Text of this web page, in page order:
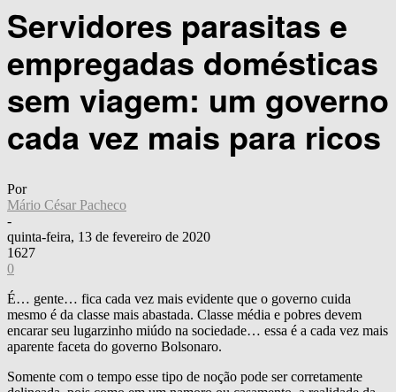
Servidores parasitas e
empregadas domésticas
sem viagem: um governo
cada vez mais para ricos
Por
Mário César Pacheco
-
quinta-feira, 13 de fevereiro de 2020
1627
0
É… gente… fica cada vez mais evidente que o governo cuida
mesmo é da classe mais abastada. Classe média e pobres devem
encarar seu lugarzinho miúdo na sociedade… essa é a cada vez mais
aparente faceta do governo Bolsonaro.
Somente com o tempo esse tipo de noção pode ser corretamente